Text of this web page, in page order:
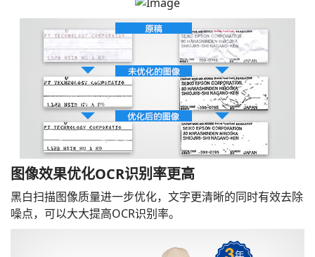
图像效果优化OCR识别率更高
黑白扫描图像质量进一步优化，文字更清晰的同时有效去除
噪点，可以大大提高OCR识别率。